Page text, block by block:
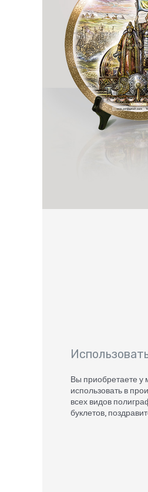
Вы приобретаете
использовать в
всех видов
буклетов,